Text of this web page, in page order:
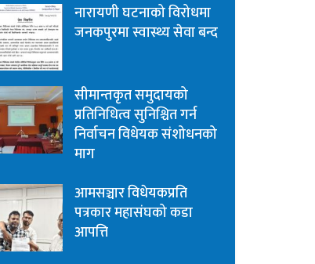
नारायणी घटनाको विरोधमा
जनकपुरमा स्वास्थ्य सेवा बन्द
सीमान्तकृत समुदायको
प्रतिनिधित्व सुनिश्चित गर्न
निर्वाचन विधेयक संशोधनको
माग
आमसञ्चार विधेयकप्रति
पत्रकार महासंघको कडा
आपत्ति